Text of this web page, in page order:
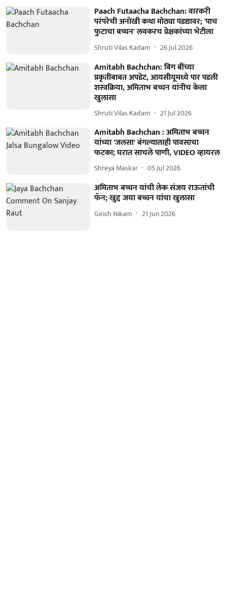
Paach Futaacha Bachchan: वारकरी
परंपरेची अनोखी कथा मोठ्या पडद्यावर; 'पाच
फुटाचा बच्चन' लवकरच प्रेक्षकांच्या भेटीला
Shruti Vilas Kadam 26 Jul 2026
Amitabh Bachchan: बिग बींच्या
प्रकृतीबाबत अपडेट, आयसीयूमध्ये पार पडली
शस्त्रक्रिया, अमिताभ बच्चन यांनीच केला
खुलासा
Shruti Vilas Kadam 21 Jul 2026
Amitabh Bachchan : अमिताभ बच्चन
यांच्या 'जलसा' बंगल्यालाही पावसाचा
फटका; घरात साचले पाणी, VIDEO व्हायरल
Shreya Maskar 05 Jul 2026
अमिताभ बच्चन यांची लेक संजय राऊतांची
फॅन; खुद्द जया बच्चन यांचा खुलासा
Girish Nikam 21 Jun 2026